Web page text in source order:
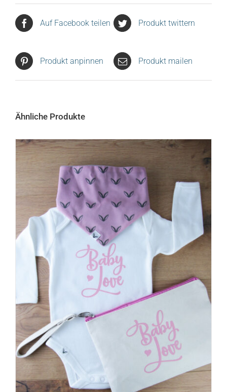
Auf Facebook teilen Produkt twittern
Produkt anpinnen Produkt mailen
Ähnliche Produkte